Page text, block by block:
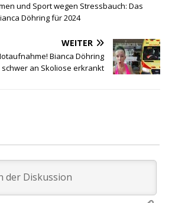
und Sport wegen Stressbauch: Das
Döhring für 2024
WEITER
Bianca Döhring
schwer an Skoliose erkrankt